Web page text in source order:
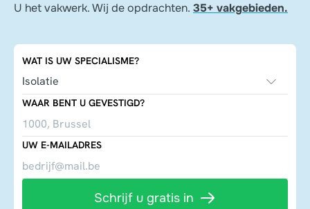
U het vakwerk. Wij de opdrachten. 35+ vakgebieden.
WAT IS UW SPECIALISME?
WAAR BENT U GEVESTIGD?
UW E-MAILADRES
Schrijf u gratis in